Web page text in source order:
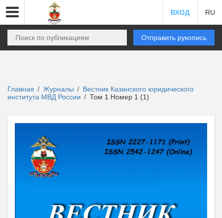
ВХОД RU
Отправить рукопись
Главная / Журналы / Вестник Казанского юридического
института МВД России / Том 1 Номер 1 (1)